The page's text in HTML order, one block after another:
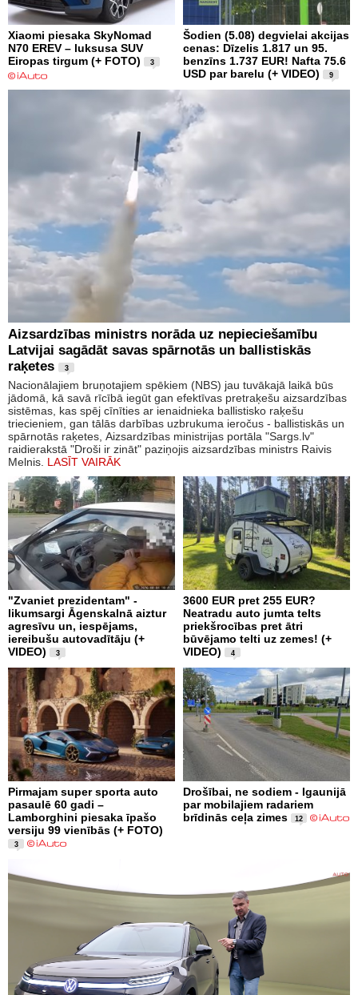
Xiaomi piesaka SkyNomad
N70 EREV – luksusa SUV
Eiropas tirgum (+ FOTO)
3
Šodien (5.08) degvielai akcijas
cenas: Dīzelis 1.817 un 95.
benzīns 1.737 EUR! Nafta 75.6
USD par barelu (+ VIDEO)
9
Aizsardzības ministrs norāda uz nepieciešamību
Latvijai sagādāt savas spārnotās un ballistiskās
raķetes
3
Nacionālajiem bruņotajiem spēkiem (NBS) jau tuvākajā laikā būs
jādomā, kā savā rīcībā iegūt gan efektīvas pretraķešu aizsardzības
sistēmas, kas spēj cīnīties ar ienaidnieka ballistisko raķešu
triecieniem, gan tālās darbības uzbrukuma ieročus - ballistiskās un
spārnotās raķetes, Aizsardzības ministrijas portāla "Sargs.lv"
raidierakstā "Droši ir zināt" paziņojis aizsardzības ministrs Raivis
Melnis. LASĪT VAIRĀK
"Zvaniet prezidentam" -
likumsargi Āgenskalnā aiztur
agresīvu un, iespējams,
iereibušu autovadītāju (+
VIDEO)
3
3600 EUR pret 255 EUR?
Neatradu auto jumta telts
priekšrocības pret ātri
būvējamo telti uz zemes! (+
VIDEO)
4
Pirmajam super sporta auto
pasaulē 60 gadi –
Lamborghini piesaka īpašo
versiju 99 vienībās (+ FOTO)
3
Drošībai, ne sodiem - Igaunijā
par mobilajiem radariem
brīdinās ceļa zimes
12